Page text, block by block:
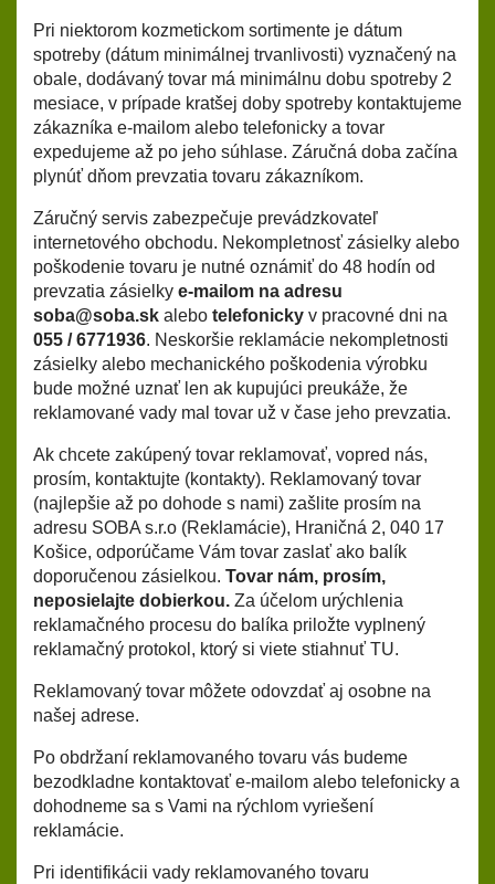
Pri niektorom kozmetickom sortimente je dátum
spotreby (dátum minimálnej trvanlivosti) vyznačený na
obale, dodávaný tovar má minimálnu dobu spotreby 2
mesiace, v prípade kratšej doby spotreby kontaktujeme
zákazníka e-mailom alebo telefonicky a tovar
expedujeme až po jeho súhlase. Záručná doba začína
plynúť dňom prevzatia tovaru zákazníkom.
Záručný servis zabezpečuje prevádzkovateľ
internetového obchodu. Nekompletnosť zásielky alebo
poškodenie tovaru je nutné oznámiť do 48 hodín od
prevzatia zásielky e-mailom na adresu
soba@soba.sk alebo telefonicky v pracovné dni na
055 / 6771936. Neskoršie reklamácie nekompletnosti
zásielky alebo mechanického poškodenia výrobku
bude možné uznať len ak kupujúci preukáže, že
reklamované vady mal tovar už v čase jeho prevzatia.
Ak chcete zakúpený tovar reklamovať, vopred nás,
prosím, kontaktujte (kontakty). Reklamovaný tovar
(najlepšie až po dohode s nami) zašlite prosím na
adresu SOBA s.r.o (Reklamácie), Hraničná 2, 040 17
Košice, odporúčame Vám tovar zaslať ako balík
doporučenou zásielkou. Tovar nám, prosím,
neposielajte dobierkou. Za účelom urýchlenia
reklamačného procesu do balíka priložte vyplnený
reklamačný protokol, ktorý si viete stiahnuť TU.
Reklamovaný tovar môžete odovzdať aj osobne na
našej adrese.
Po obdržaní reklamovaného tovaru vás budeme
bezodkladne kontaktovať e-mailom alebo telefonicky a
dohodneme sa s Vami na rýchlom vyriešení
reklamácie.
Pri identifikácii vady reklamovaného tovaru